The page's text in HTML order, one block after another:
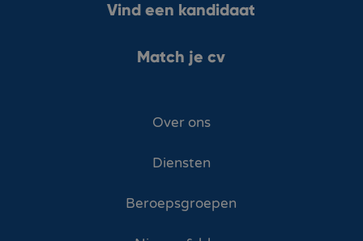
Vind een kandidaat
Match je cv
Over ons
Diensten
Beroepsgroepen